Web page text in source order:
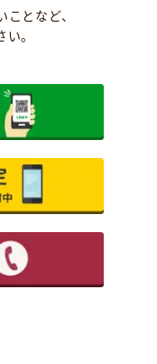
となど、
。